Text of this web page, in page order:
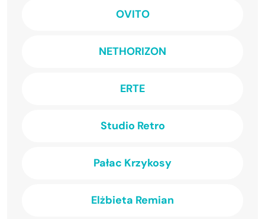
OVITO
NETHORIZON
ERTE
Studio Retro
Pałac Krzykosy
Elżbieta Remian